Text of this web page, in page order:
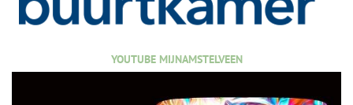
YOUTUBE MIJNAMSTELVEEN